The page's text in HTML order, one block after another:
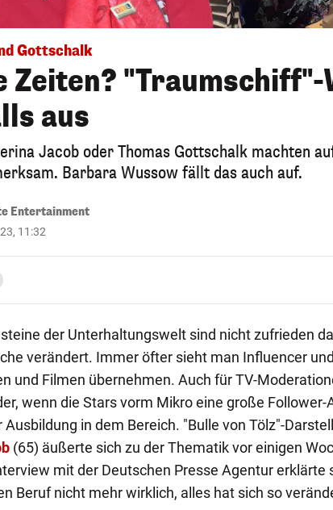
Gottschalk
Zeiten?
aus
Jacob oder Thomas Gottschalk machten
Barbara Wussow fällt das auch auf.
Entertainment
11:32
der Unterhaltungswelt sind nicht zufrieden
verändert. Immer öfter sieht man Influencer
und Filmen übernehmen. Auch für TV-
wenn die Stars vorm Mikro eine große
Ausbildung in dem Bereich. "Bulle von Tölz"-
(65) äußerte sich zu der Thematik vor einigen
mit der Deutschen Presse Agentur erklärte
Beruf nicht mehr wirklich, alles hat sich so